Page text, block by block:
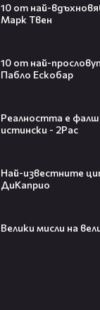
10 от най-
Марк Твен
10 от най-
Пабло Ескобар
Реалността е
истински - 2Pac
Най-известните
ДиКаприо
Велики мисли на
Влязохме в друг
театралната